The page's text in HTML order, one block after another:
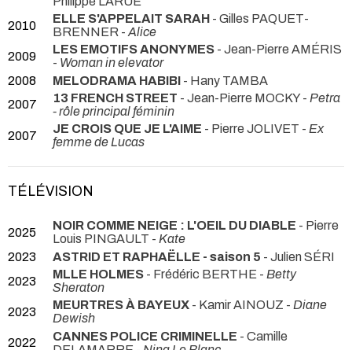
2010
ELLE S'APPELAIT SARAH - Gilles PAQUET-
BRENNER - Alice
2009
LES EMOTIFS ANONYMES - Jean-Pierre AMÉRIS
- Woman in elevator
2008
MELODRAMA HABIBI - Hany TAMBA
2007
13 FRENCH STREET - Jean-Pierre MOCKY - Petra
- rôle principal féminin
2007
JE CROIS QUE JE L'AIME - Pierre JOLIVET - Ex
femme de Lucas
TÉLÉVISION
2025 NOIR COMME NEIGE : L'OEIL DU DIABLE - Pierre
Louis PINGAULT - Kate
2023
ASTRID ET RAPHAËLLE - saison 5 - Julien SÉRI
2023
MLLE HOLMES - Frédéric BERTHE - Betty
Sheraton
2023
MEURTRES À BAYEUX - Kamir AINOUZ - Diane
Dewish
2022
CANNES POLICE CRIMINELLE - Camille